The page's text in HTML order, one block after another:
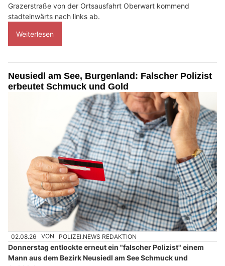
Grazerstraße von der Ortsausfahrt Oberwart kommend
stadteinwärts nach links ab.
Weiterlesen
Neusiedl am See, Burgenland: Falscher Polizist
erbeutet Schmuck und Gold
02.08.26 VON POLIZEI.NEWS REDAKTION
Donnerstag entlockte erneut ein "falscher Polizist" einem
Mann aus dem Bezirk Neusiedl am See Schmuck und